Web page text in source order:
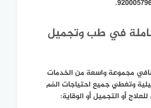
في طب وتجميل
مجموعة واسعة من الخدمات
وتغطي جميع احتياجات الفم
أو التجميل أو الوقاية: